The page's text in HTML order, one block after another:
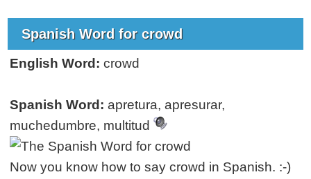
Spanish Word for crowd
English Word: crowd
Spanish Word: apretura, apresurar,
muchedumbre, multitud
Now you know how to say crowd in Spanish. :-)